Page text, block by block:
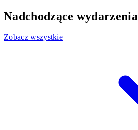
Nadchodzące wydarzenia
Zobacz wszystkie